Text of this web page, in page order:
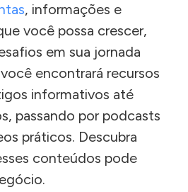
, informações e
você possa crescer,
em sua jornada
encontrará recursos
informativos até
passando por podcasts
práticos. Descubra
conteúdos pode